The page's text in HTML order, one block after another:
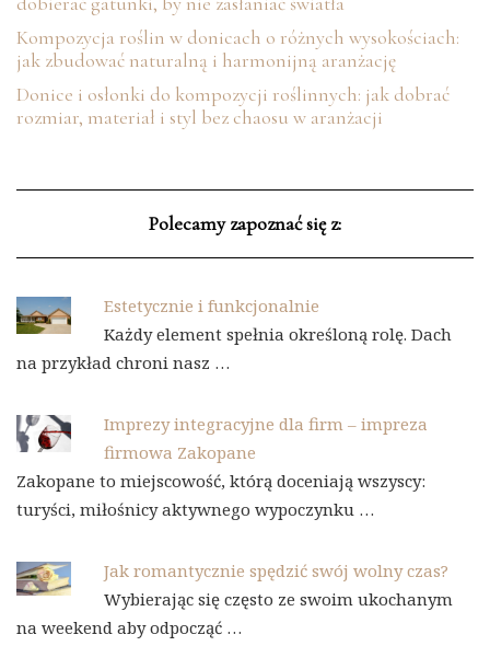
Kompozycja roślin w donicach o różnych wysokościach:
jak zbudować naturalną i harmonijną aranżację
Donice i osłonki do kompozycji roślinnych: jak dobrać
rozmiar, materiał i styl bez chaosu w aranżacji
Polecamy zapoznać się z:
Estetycznie i funkcjonalnie
Każdy element spełnia określoną rolę. Dach
na przykład chroni nasz …
Imprezy integracyjne dla firm – impreza
firmowa Zakopane
Zakopane to miejscowość, którą doceniają wszyscy:
turyści, miłośnicy aktywnego wypoczynku …
Jak romantycznie spędzić swój wolny czas?
Wybierając się często ze swoim ukochanym
na weekend aby odpocząć …